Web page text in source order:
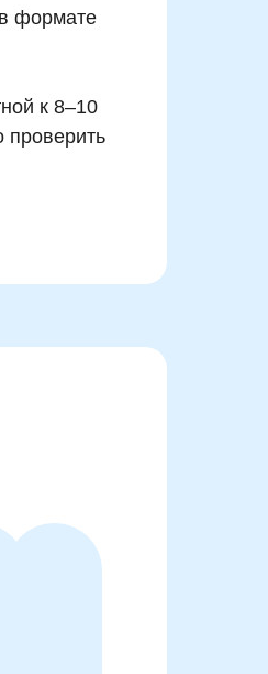
формате
к 8–10
проверить